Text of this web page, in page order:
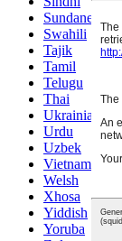
Sundanese
Swahili
Tajik
Tamil
Telugu
Thai
Ukrainian
Urdu
Uzbek
Vietnamese
Welsh
Xhosa
Yiddish
Yoruba